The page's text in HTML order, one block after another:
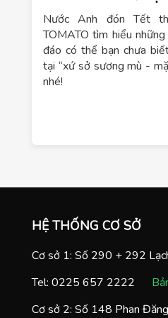
Nước Anh đón Tết
TOMATO tìm hiểu
đáo có thể bạn chưa
tại “xứ sở sương mù -
nhé!
HỆ THỐNG CƠ SỞ
Cơ sở 1: Số 290 + 292
Tel: 0225 657 2222
Cơ sở 2: Số 148 Phan